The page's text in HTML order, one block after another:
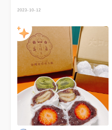
2023-10-12